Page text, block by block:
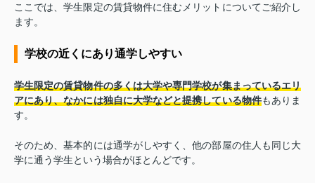
ここでは、学生限定の賃貸物件に住むメリットについてご紹介し
ます。
学校の近くにあり通学しやすい
学生限定の賃貸物件の多くは大学や専門学校が集まっているエリ
アにあり、なかには独自に大学などと提携している物件もありま
す。
そのため、基本的には通学がしやすく、他の部屋の住人も同じ大
学に通う学生という場合がほとんどです。